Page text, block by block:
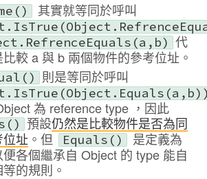
其實就等同於呼叫
代
較 a 與 b 兩個物件的參考位址。
則是等同於呼叫
為 reference type ，因此
預設仍然是比較物件是否為同
址 。但 Equals()
是定義為
各個繼承自 Object 的 type 能自
的規則。